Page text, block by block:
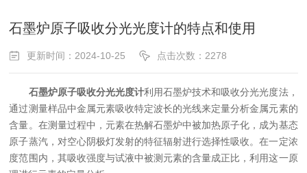
石墨炉原子吸收分光光度计的特点和使用
更新时间：2024-10-25 点击次数：2278
石墨炉原子吸收分光光度计利用石墨炉技术和吸收分光光度法，
通过测量样品中金属元素吸收特定波长的光线来定量分析金属元素的
含量。在测量过程中，元素在热解石墨炉中被加热原子化，成为基态
原子蒸汽，对空心阴极灯发射的特征辐射进行选择性吸收。在一定浓
度范围内，其吸收强度与试液中被测元素的含量成正比，利用这一原